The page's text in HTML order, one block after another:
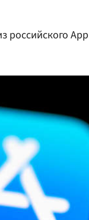
российского